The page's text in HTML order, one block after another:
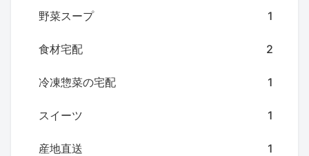
野菜スープ 1
食材宅配 2
冷凍惣菜の宅配 1
スイーツ 1
産地直送 1